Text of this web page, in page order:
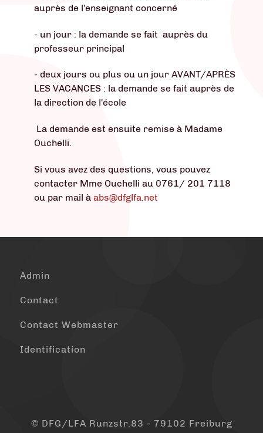
auprès de l'enseignant concerné
- un jour : la demande se fait auprès du
professeur principal
- deux jours ou plus ou un jour AVANT/APRÈS
LES VACANCES : la demande se fait auprès de
la direction de l'école
La demande est ensuite remise à Madame
Ouchelli.
Si vous avez des questions, vous pouvez
contacter Mme Ouchelli au 0761/ 201 7118
ou par mail à abs@dfglfa.net
Admin
Contact
Contact Webmaster
Identification
© DFG/LFA Runzstr.83 - 79102 Freiburg